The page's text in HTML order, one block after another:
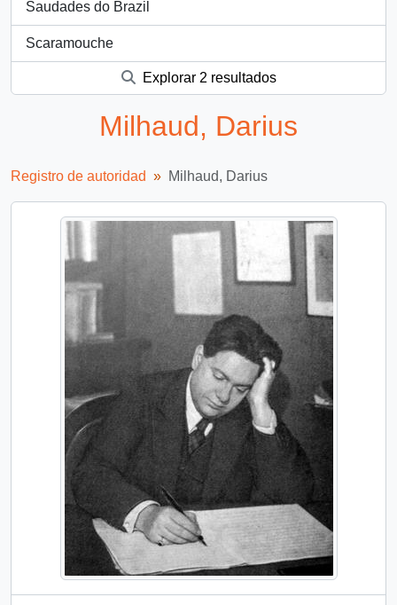
Saudades do Brazil
Scaramouche
Explorar 2 resultados
Milhaud, Darius
Registro de autoridad Milhaud, Darius